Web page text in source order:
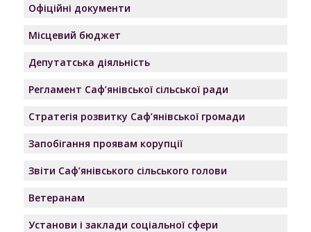
Офіційні документи
Місцевий бюджет
Депутатська діяльність
Регламент Саф’янівської сільської ради
Стратегія розвитку Саф’янівської громади
Запобігання проявам корупції
Звіти Саф’янівського сільського голови
Ветеранам
Установи і заклади соціальної сфери